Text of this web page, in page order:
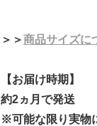
＞＞商品サイズに
【お届け時期】
約2ヵ月で発送
※可能な限り実物